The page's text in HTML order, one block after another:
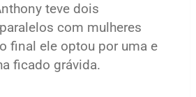
teve dois
com mulheres
final ele optou por uma e
ficado grávida.